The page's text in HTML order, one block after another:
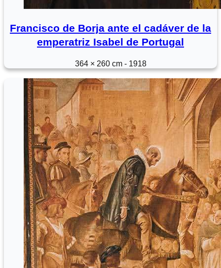
Francisco de Borja ante el cadáver de la
emperatriz Isabel de Portugal
364 × 260 cm - 1918